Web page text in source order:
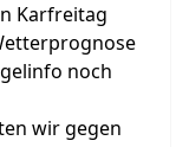
Karfreitag
noch
wir gegen